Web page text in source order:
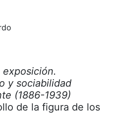
y sociabilidad
(1886-1939)
de la figura de los